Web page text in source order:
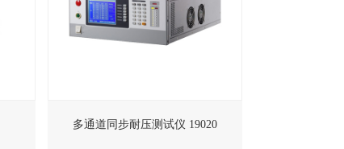
多通道同步耐压测试仪 19020